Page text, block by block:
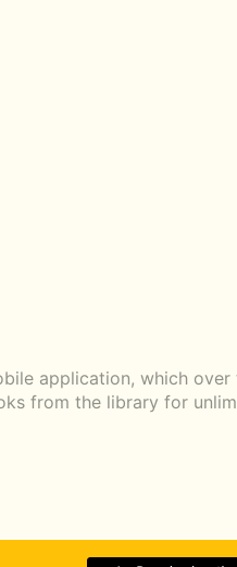
application, which
from the library for